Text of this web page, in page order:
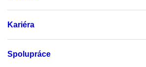
Kariéra
Spolupráce